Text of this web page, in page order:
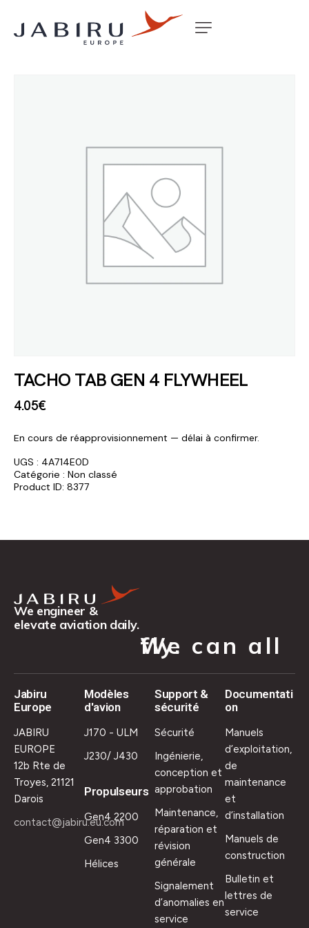
Accueil Non classé
TACHO TAB GEN 4 FLYWHEEL
4.05€
En cours de réapprovisionnement — délai à confirmer.
UGS : 4A714E0D
Catégorie : Non classé
Product ID: 8377
We engineer &
elevate aviation daily.
We can all fly.
Jabiru
Europe
JABIRU
EUROPE
12b Rte de
Troyes, 21121
Darois
contact@jabiru.eu.com
Modèles
d'avion
J170 - ULM
J230/ J430
Propulseurs
Gen4 2200
Gen4 3300
Hélices
Support &
sécurité
Sécurité
Ingénierie,
conception et
approbation
Maintenance,
réparation et
révision
générale
Signalement
d’anomalies en
service
Documentati
on
Manuels
d’exploitation,
de
maintenance
et
d’installation
Manuels de
construction
Bulletin et
lettres de
service